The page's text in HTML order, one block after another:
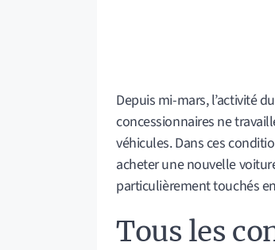
Depuis mi-mars, l’activité
concessionnaires ne
véhicules. Dans ces
acheter une nouvelle
particulièrement touchés
Tous les